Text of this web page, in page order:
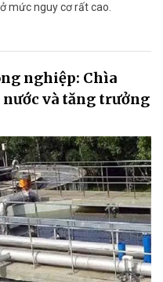
mức nguy cơ rất cao.
nghiệp: Chìa
và tăng trưởng